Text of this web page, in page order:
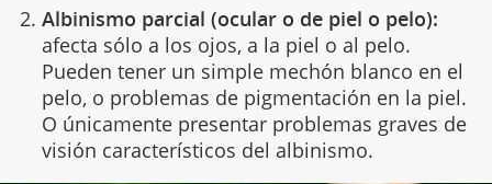
Albinismo parcial (ocular o de piel o pelo):
afecta sólo a los ojos, a la piel o al pelo.
Pueden tener un simple mechón blanco en el
pelo, o problemas de pigmentación en la piel.
O únicamente presentar problemas graves de
visión característicos del albinismo.